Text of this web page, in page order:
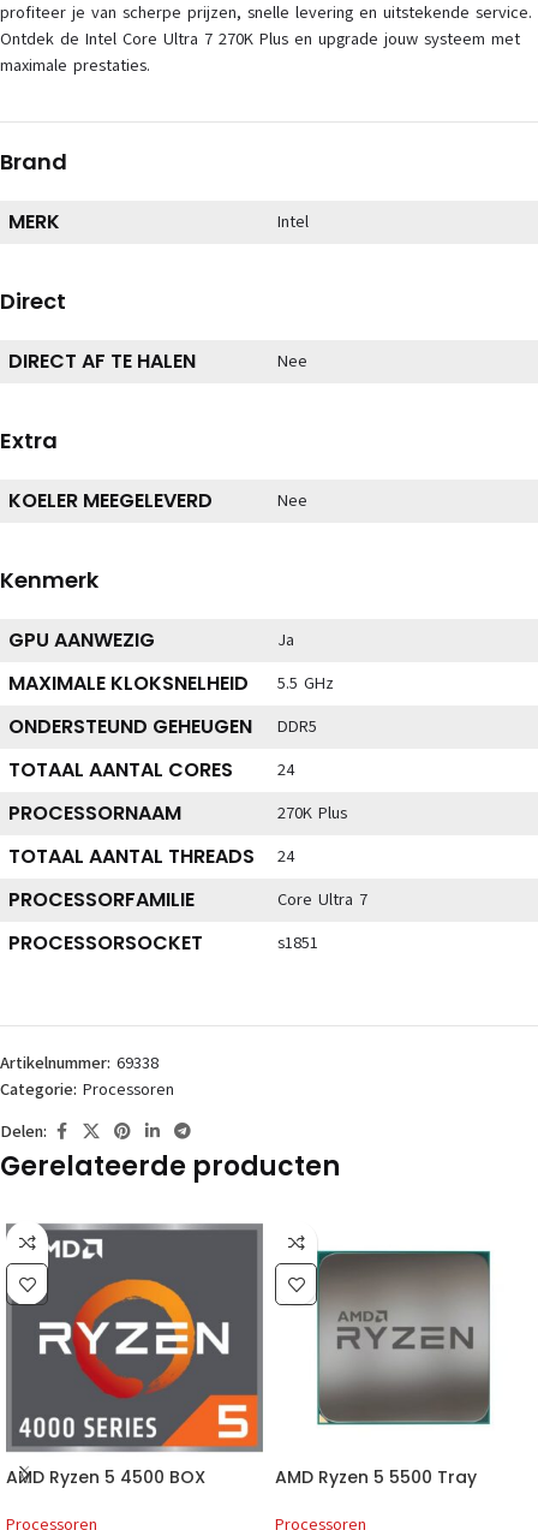
profiteer je van scherpe prijzen, snelle levering en uitstekende service.
Ontdek de Intel Core Ultra 7 270K Plus en upgrade jouw systeem met
maximale prestaties.
Brand
MERK Intel
Direct
DIRECT AF TE HALEN Nee
Extra
KOELER MEEGELEVERD Nee
Kenmerk
GPU AANWEZIG Ja
MAXIMALE KLOKSNELHEID 5.5 GHz
ONDERSTEUND GEHEUGEN DDR5
TOTAAL AANTAL CORES 24
PROCESSORNAAM 270K Plus
TOTAAL AANTAL THREADS 24
PROCESSORFAMILIE Core Ultra 7
PROCESSORSOCKET s1851
Artikelnummer: 69338
Categorie: Processoren
Delen:
Gerelateerde producten
AMD Ryzen 5 4500 BOX
Processoren
AMD Ryzen 5 5500 Tray
Processoren